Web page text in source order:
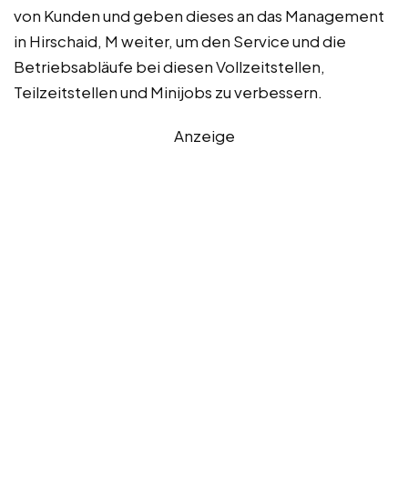
von Kunden und geben dieses an das Management
in Hirschaid, M weiter, um den Service und die
Betriebsabläufe bei diesen Vollzeitstellen,
Teilzeitstellen und Minijobs zu verbessern.
Anzeige